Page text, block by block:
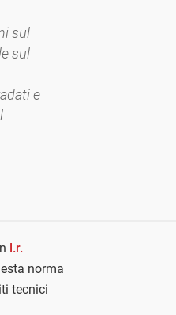
sul
sul
e
l.r.
norma
tecnici